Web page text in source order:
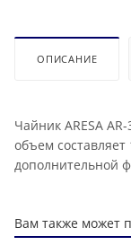
ОПИСАНИЕ
Чайник ARESA
объем
дополнительной
Вам также может